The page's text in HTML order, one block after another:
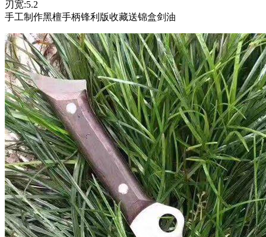
刃宽:5.2
手工制作黑檀手柄锋利版收藏送锦盒剑油